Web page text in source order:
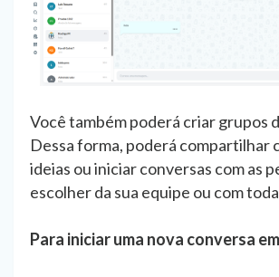
Você também poderá criar grupos
Dessa forma, poderá compartilhar
ideias ou iniciar conversas com as
escolher da sua equipe ou com
Para iniciar uma nova conversa